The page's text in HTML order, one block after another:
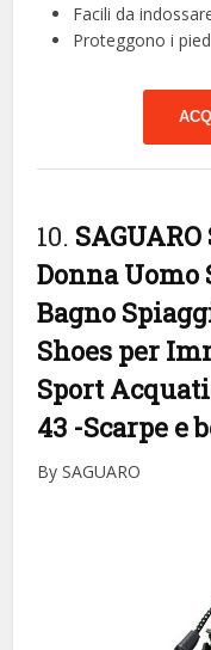
Facili da
Proteggono i
10.
Donna Uomo
Bagno
Shoes per
Sport
43 -Scarpe e
By SAGUARO